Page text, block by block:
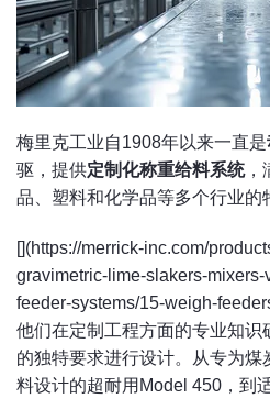
梅里克工业自1908年以来一直是
驱，提供定制化称重给料系统，
品、塑料和化学品等多个行业的
[](https://merrick-inc.com/
gravimetric-lime-slakers-
feeder-systems/15-weigh-
他们在定制工程方面的专业知识
的独特要求进行设计。从专为
料设计的超耐用Model 450，到